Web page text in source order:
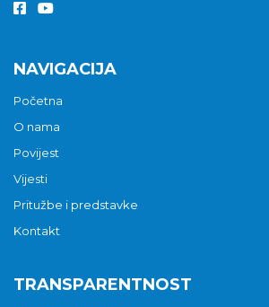
NAVIGACIJA
Početna
O nama
Povijest
Vijesti
Pritužbe i predstavke
Kontakt
TRANSPARENTNOST